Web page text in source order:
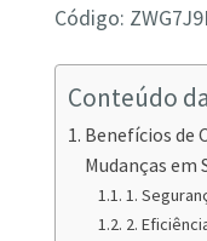
Código:
Conteúdo
Benefícios de
Mudanças em
1.
2.